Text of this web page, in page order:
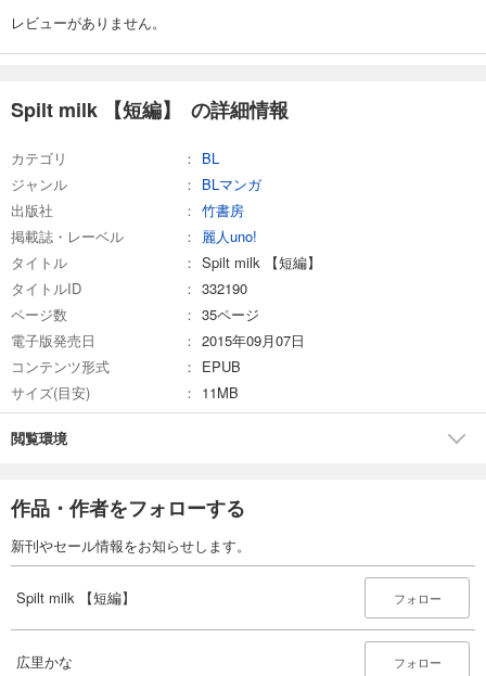
レビューがありません。
Spilt milk 【短編】 の詳細情報
カテゴリ
BL
ジャンル
BLマンガ
出版社
竹書房
掲載誌・レーベル
麗人uno!
タイトル
Spilt milk 【短編】
タイトルID
332190
ページ数
35ページ
電子版発売日
2015年09月07日
コンテンツ形式
EPUB
サイズ(目安)
11MB
閲覧環境
作品・作者をフォローする
新刊やセール情報をお知らせします。
Spilt milk 【短編】 フォロー
広里かな フォロー